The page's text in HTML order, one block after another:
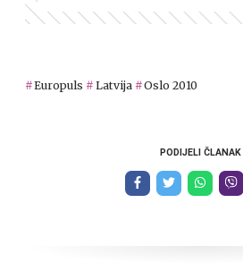
Europuls Latvija Oslo 2010
PODIJELI ČLANAK